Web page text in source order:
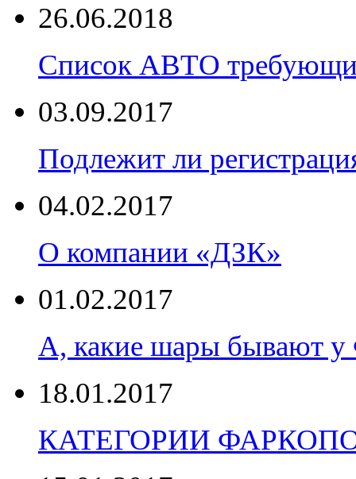
26.06.2018
Список АВТО
03.09.2017
Подлежит ли
04.02.2017
О компании «ДЗК»
01.02.2017
А, какие шары бывают
18.01.2017
КАТЕГОРИИ